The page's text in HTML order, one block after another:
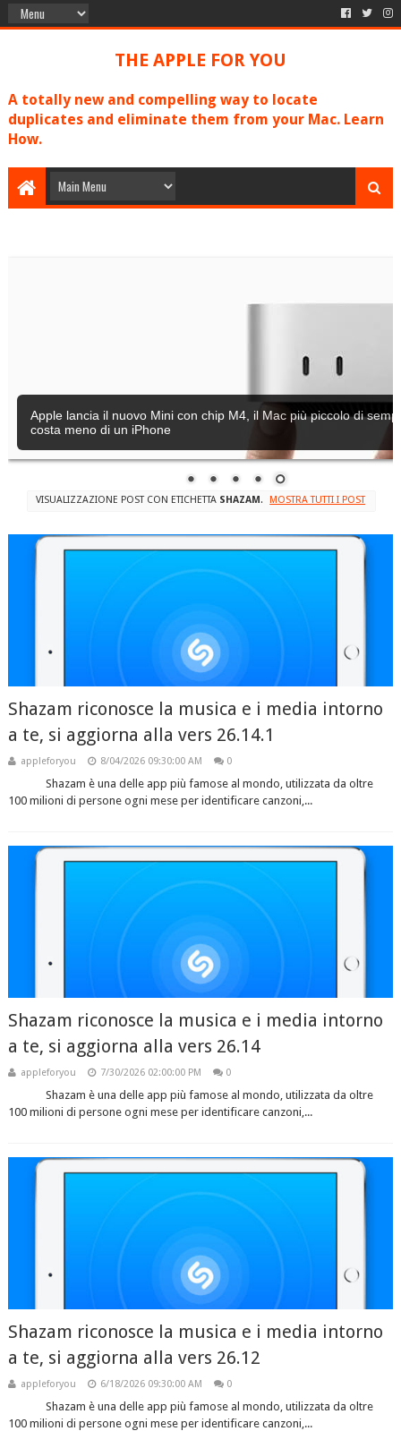
THE APPLE FOR YOU
A totally new and compelling way to locate
duplicates and eliminate them from your Mac. Learn
How.
Apple lancia il nuovo Mini con chip M4, il Mac più piccolo di
costa meno di un iPhone
VISUALIZZAZIONE POST CON ETICHETTA SHAZAM. MOSTRA TUTTI I POST
Shazam riconosce la musica e i media intorno
a te, si aggiorna alla vers 26.14.1
appleforyou 8/04/2026 09:30:00 AM 0
Shazam è una delle app più famose al mondo, utilizzata da oltre
100 milioni di persone ogni mese per identificare canzoni,...
Shazam riconosce la musica e i media intorno
a te, si aggiorna alla vers 26.14
appleforyou 7/30/2026 02:00:00 PM 0
Shazam è una delle app più famose al mondo, utilizzata da oltre
100 milioni di persone ogni mese per identificare canzoni,...
Shazam riconosce la musica e i media intorno
a te, si aggiorna alla vers 26.12
appleforyou 6/18/2026 09:30:00 AM 0
Shazam è una delle app più famose al mondo, utilizzata da oltre
100 milioni di persone ogni mese per identificare canzoni,...